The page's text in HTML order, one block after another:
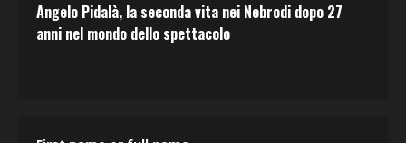
Angelo Pidalà, la seconda vita nei Nebrodi dopo 27
anni nel mondo dello spettacolo